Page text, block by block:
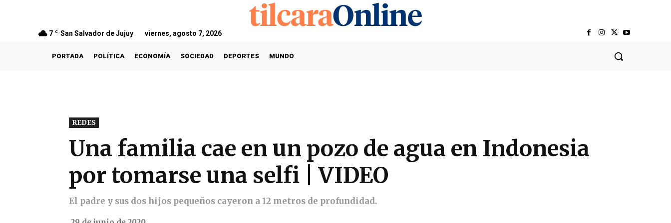
7 C San Salvador de Jujuy viernes, agosto 7, 2026
PORTADA POLÍTICA ECONOMÍA SOCIEDAD DEPORTES MUNDO
REDES
Una familia cae en un pozo de agua en Indonesia
por tomarse una selfi | VIDEO
El padre y sus dos hijos pequeños cayeron a 12 metros de profundidad.